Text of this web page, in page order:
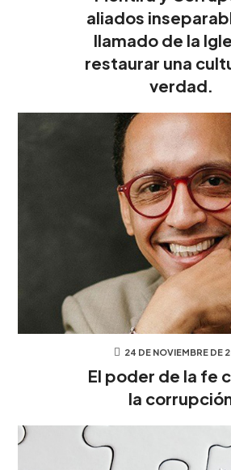
aliados
llamado de la
restaurar una
verdad.
24 DE NOVIEMBRE DE
El poder de la fe
la